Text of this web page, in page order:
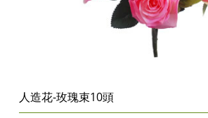
人造花-玫瑰束10頭